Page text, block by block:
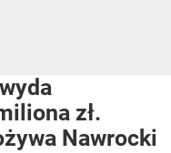
zł.
Nawrocki